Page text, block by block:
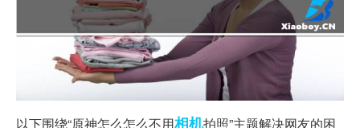
以下围绕“原神怎么怎么不用相机拍照”主题解决网友的困